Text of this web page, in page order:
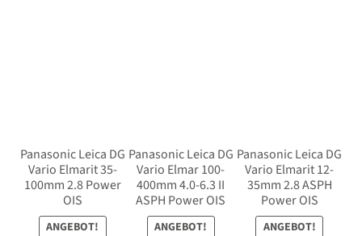
Panasonic Leica DG
Vario Elmarit 35-
100mm 2.8 Power
OIS
ANGEBOT!
Panasonic Leica DG
Vario Elmar 100-
400mm 4.0-6.3 II
ASPH Power OIS
ANGEBOT!
Panasonic Leica DG
Vario Elmarit 12-
35mm 2.8 ASPH
Power OIS
ANGEBOT!